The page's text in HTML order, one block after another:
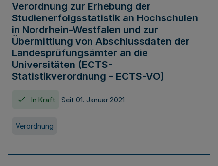
Verordnung zur Erhebung der
Studienerfolgsstatistik an Hochschulen
in Nordrhein-Westfalen und zur
Übermittlung von Abschlussdaten der
Landesprüfungsämter an die
Universitäten (ECTS-
Statistikverordnung – ECTS-VO)
In Kraft Seit 01. Januar 2021
Verordnung